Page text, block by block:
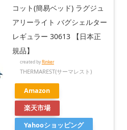
コット(簡易ベッド) ラグジュ
アリーライト バグシェルター
レギュラー 30613 【日本正
規品】
created byRinker
THERMAREST(サーマレスト)
Amazon
楽天市場
Yahooショッピング